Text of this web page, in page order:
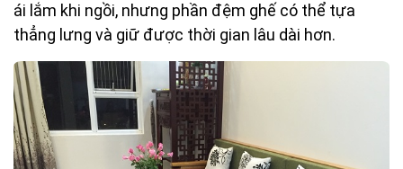
ái lắm khi ngồi, nhưng phần đệm ghế có thể tựa
thẳng lưng và giữ được thời gian lâu dài hơn.